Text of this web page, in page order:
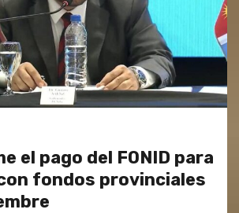
el pago del FONID para
fondos provinciales